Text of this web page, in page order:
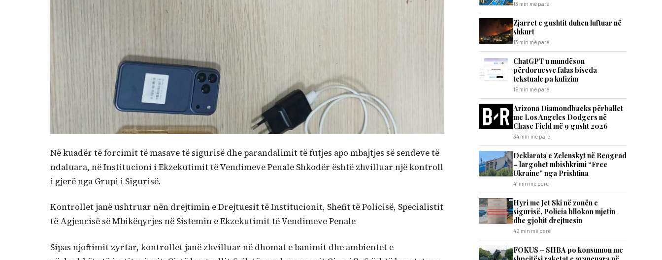
Në kuadër të forcimit të masave të sigurisë dhe parandalimit të futjes apo mbajtjes së sendeve të
ndaluara, nëInstitucioni i Ekzekutimit të Vendimeve Penale Shkodër është zhvilluar një kontroll
i gjerë nga Grupi i Sigurisë.
Kontrollet janë ushtruar nën drejtimin e Drejtuesit të Institucionit, Shefit të Policisë, Specialistit
të Agjencisë së Mbikëqyrjes në Sistemin e Ekzekutimit të Vendimeve Penale
Sipas njoftimit zyrtar, kontrollet janë zhvilluar në dhomat e banimit dhe ambientet e
13 min më parë
Zjarret e gushtit duhen luftuar në
shkurt
13 min më parë
ChatGPT u mundëson
përdoruesve falas biseda
tekstuale pa kufizim
16 min më parë
Arizona Diamondbacks përballet
me Los Angeles Dodgers në
Chase Field më 9 gusht 2026
34 min më parë
Deklarata e Zelenskyt në Beograd
– largohet mbishkrimi “Free
Ukraine” nga Prishtina
41 min më parë
Hyri me Jet Ski në zonën e
sigurisë, Policia bllokon mjetin
dhe gjobit drejtuesin
42 min më parë
FOKUS – SHBA po konsumon me